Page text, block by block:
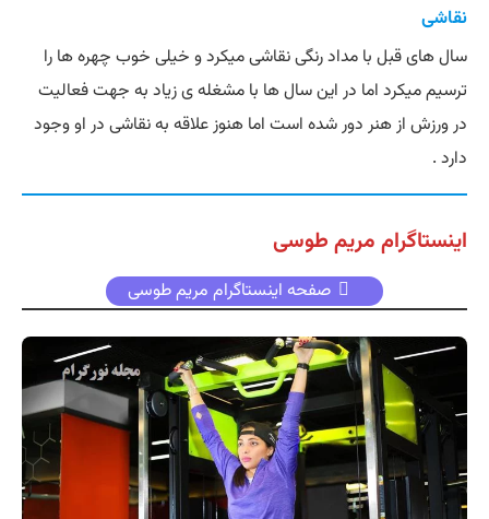
نقاشی
سال های قبل با مداد رنگی نقاشی میکرد و خیلی خوب چهره ها را
ترسیم میکرد اما در این سال ها با مشغله ی زیاد به جهت فعالیت
در ورزش از هنر دور شده است اما هنوز علاقه به نقاشی در او وجود
دارد .
اینستاگرام مریم طوسی
صفحه اینستاگرام مریم طوسی